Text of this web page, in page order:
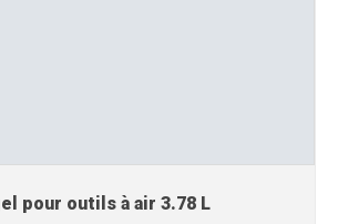
pour outils à air 3.78 L